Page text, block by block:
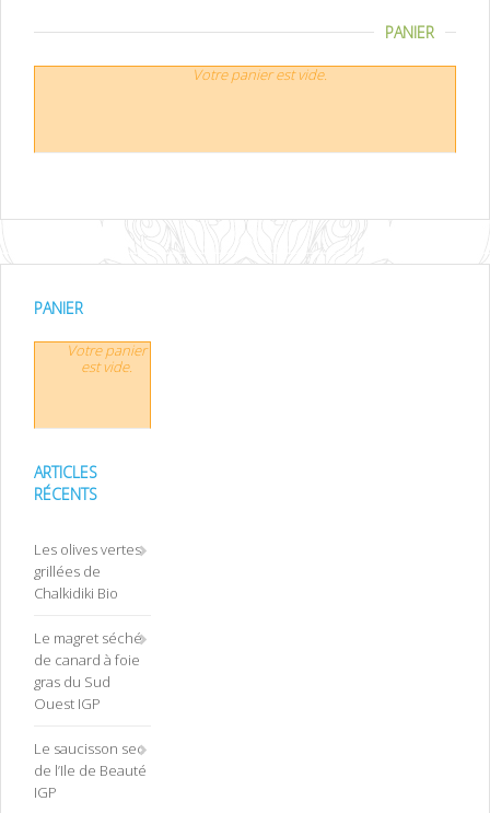
PANIER
Votre panier est vide.
PANIER
Votre panier
est vide.
ARTICLES
RÉCENTS
Les olives vertes
grillées de
Chalkidiki Bio
Le magret séché
de canard à foie
gras du Sud
Ouest IGP
Le saucisson sec
de l’Ile de Beauté
IGP